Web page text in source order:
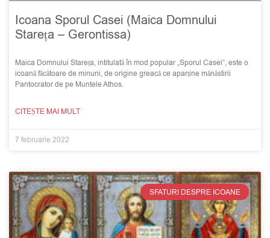
Icoana Sporul Casei (Maica Domnului
Stareța – Gerontissa)
Maica Domnului Stareța, intitulată în mod popular „Sporul Casei”, este o
icoană făcătoare de minuni, de origine greacă ce aparține mănăstirii
Pantocrator de pe Muntele Athos.
CITEȘTE MAI MULT
7 februarie 2022
SFATURI DESPRE ICOANE